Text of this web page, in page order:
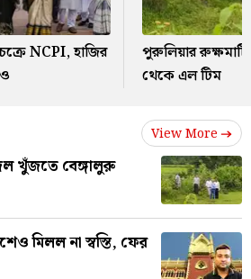
চক্রে NCPI, হাজির
পুরুলিয়ার
থেকে এল টিম
View More
খুঁজতে বেঙ্গালুরু
মিলল না স্বস্তি, ফের